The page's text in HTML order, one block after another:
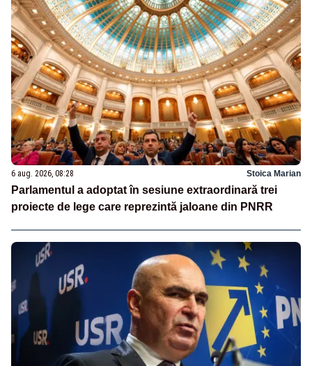
6 aug. 2026, 08:28 Stoica Marian
Parlamentul a adoptat în sesiune extraordinară trei
proiecte de lege care reprezintă jaloane din PNRR